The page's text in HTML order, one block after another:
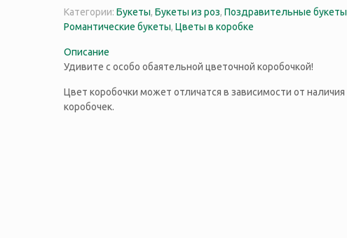
Категории: Букеты, Букеты из роз, Поздравительные букеты
Романтические букеты, Цветы в коробке
Описание
Удивите с особо обаятельной цветочной коробочкой!
Цвет коробочки может отличатся в зависимости от наличия
коробочек.